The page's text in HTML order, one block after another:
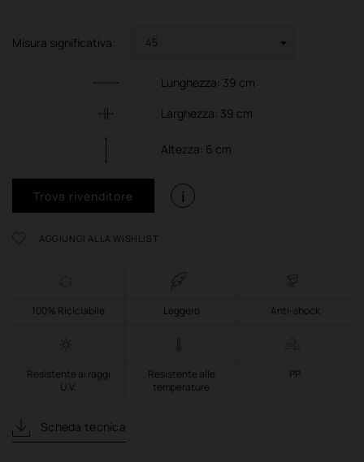
Misura significativa:
Lunghezza: 39 cm
Larghezza: 39 cm
Altezza: 6 cm
Trova rivenditore i
AGGIUNGI ALLA WISHLIST
100% Riciclabile Leggero Anti-shock
Resistente ai raggi
U.V.
Resistente alle
temperature
PP
Scheda tecnica